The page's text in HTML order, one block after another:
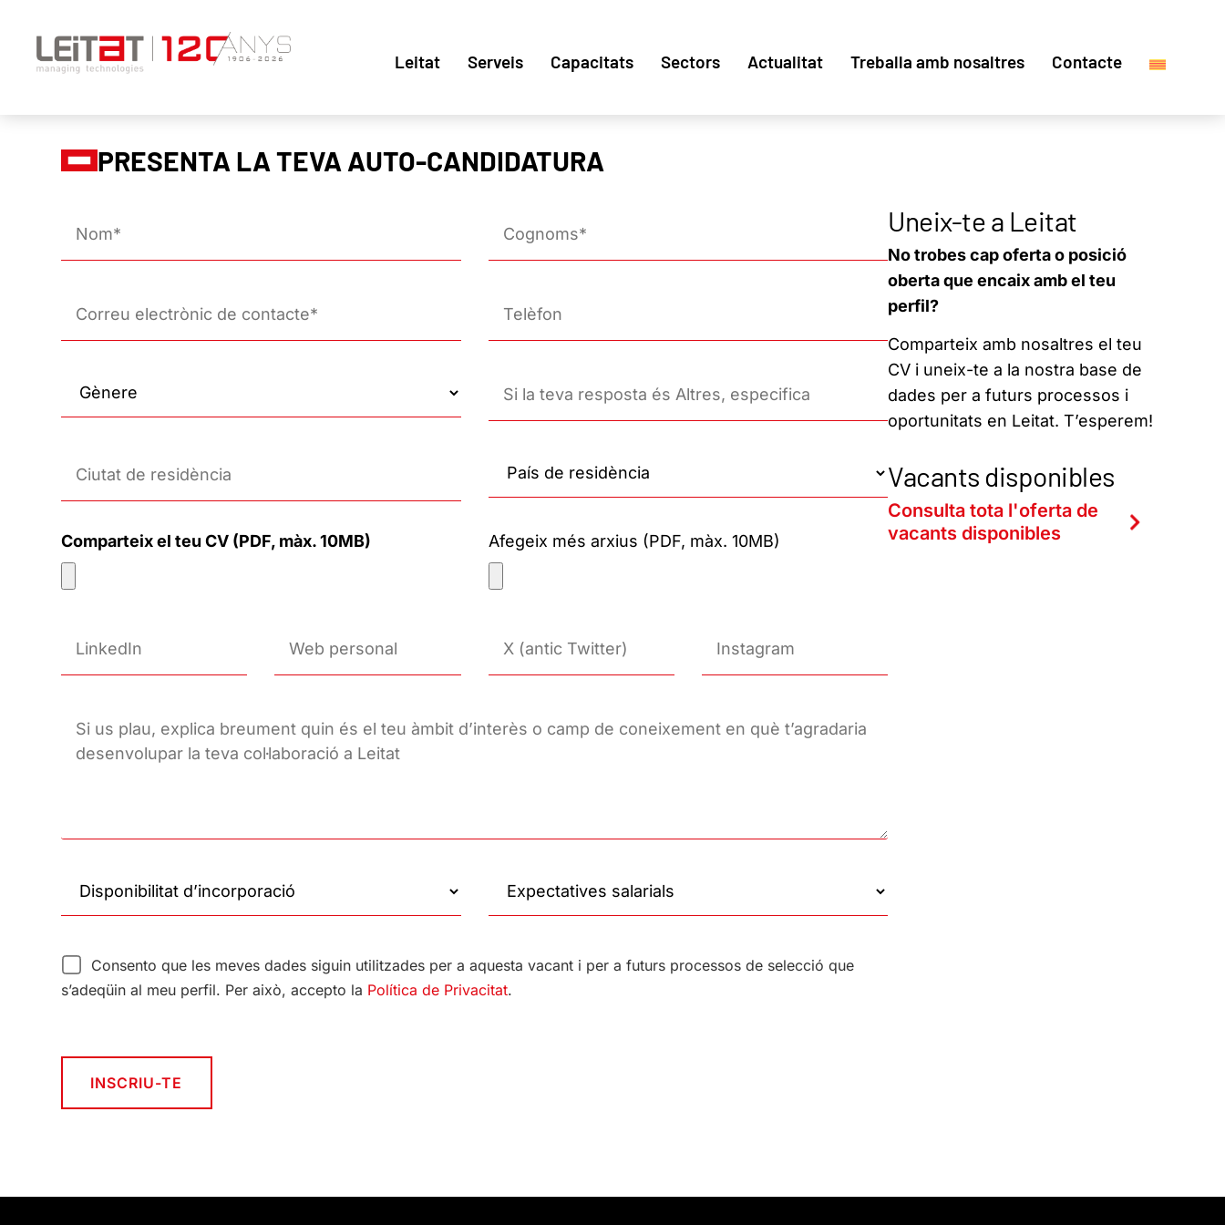
Leitat Serveis Capacitats Sectors Actualitat Treballa amb nosaltres Contacte
PRESENTA LA TEVA AUTO-CANDIDATURA
Comparteix el teu CV (PDF, màx. 10MB) Afegeix més arxius (PDF, màx. 10MB)
Consento que les meves dades siguin utilitzades per a aquesta vacant i per a futurs processos de selecció que
s’adeqüin al meu perfil. Per això, accepto la Política de Privacitat.
Uneix-te a Leitat
No trobes cap oferta o posició
oberta que encaix amb el teu
perfil?
Comparteix amb nosaltres el teu
CV i uneix-te a la nostra base de
dades per a futurs processos i
oportunitats en Leitat. T’esperem!
Vacants disponibles
Consulta tota l'oferta de
vacants disponibles